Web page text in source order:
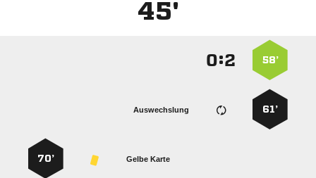
45'
58’
:
61’
Auswechslung
Gelbe Karte
70’